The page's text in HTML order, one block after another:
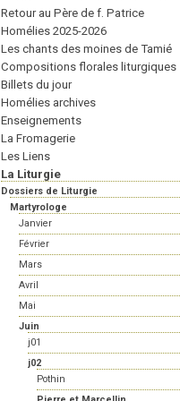
Retour au Père de f. Patrice
Homélies 2025-2026
Les chants des moines de Tamié
Compositions florales liturgiques
Billets du jour
Homélies archives
Enseignements
La Fromagerie
Les Liens
La Liturgie
Dossiers de Liturgie
Martyrologe
Janvier
Février
Mars
Avril
Mai
Juin
j01
j02
Pothin